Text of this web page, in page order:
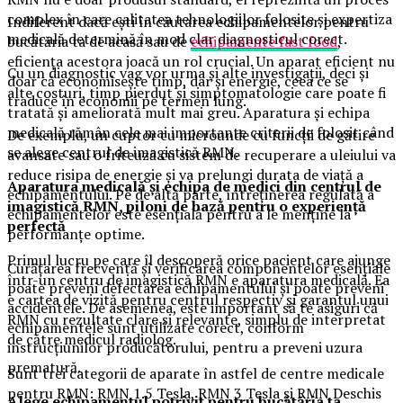
Indiferent dacă ești în căutarea echipamentelor pentru
bucătăria ta de acasă sau deechipamente fast food,
eficiența acestora joacă un rol crucial. Un aparat eficient nu
doar că economisește timp, dar și energie, ceea ce se
traduce în economii pe termen lung.
De exemplu, un cuptor cu microunde cu funcții de gătire
avansate sau o friteuză cu sistem de recuperare a uleiului va
reduce risipa de energie și va prelungi durata de viață a
echipamentului. Pe de altă parte, întreținerea regulată a
echipamentelor este esențială pentru a le menține la
performanțe optime.
Curățarea frecventă și verificarea componentelor esențiale
poate preveni defectarea echipamentului și poate preveni
accidentele. De asemenea, este important să te asiguri că
echipamentele sunt utilizate corect, conform
instrucțiunilor producătorului, pentru a preveni uzura
prematură.
complex în care calitatea tehnologiilor folosite și expertiza
medicală determină în mod clar diagnosticul corect.
Cu un diagnostic vag vor urma și alte investigații, deci și
alte costuri, timp pierdut și simptomatologie care poate fi
tratată și ameliorată mult mai greu. Aparatura și echipa
medicală rămân cele mai importante criterii de folosit când
se alege centrul de imagistică RMN.
Aparatura medicală și echipa de medici din centrul de
imagistică RMN, piloni de bază pentru o experiență
perfectă
Primul lucru pe care îl descoperă orice pacient care ajunge
într-un centru de imagistică RMN e aparatura medicală. Ea
e cartea de vizită pentru centrul respectiv și garantul unui
RMN cu rezultate clare și relevante, simplu de interpretat
de către medicul radiolog.
Sunt trei categorii de aparate în astfel de centre medicale
pentru RMN: RMN 1.5 Tesla, RMN 3 Tesla și RMN Deschis